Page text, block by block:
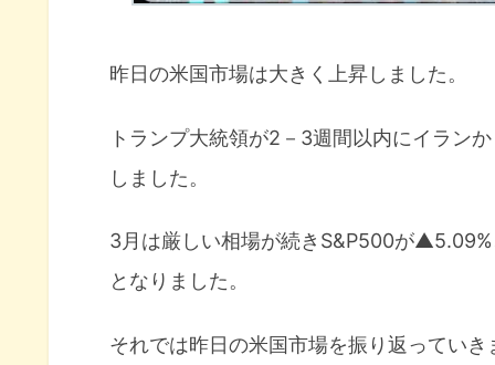
昨日の米国市場は大きく上昇しました。
トランプ大統領が2－3週間以内にイラン
しました。
3月は厳しい相場が続きS&P500が
となりました。
それでは昨日の米国市場を振り返っていき